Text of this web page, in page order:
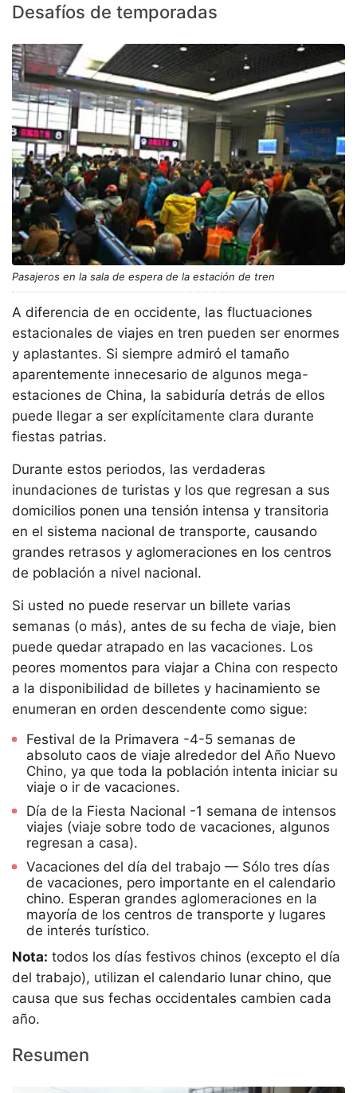
Desafíos de temporadas
Pasajeros en la sala de espera de la estación de tren
A diferencia de en occidente, las fluctuaciones
estacionales de viajes en tren pueden ser enormes
y aplastantes. Si siempre admiró el tamaño
aparentemente innecesario de algunos mega-
estaciones de China, la sabiduría detrás de ellos
puede llegar a ser explícitamente clara durante
fiestas patrias.
Durante estos periodos, las verdaderas
inundaciones de turistas y los que regresan a sus
domicilios ponen una tensión intensa y transitoria
en el sistema nacional de transporte, causando
grandes retrasos y aglomeraciones en los centros
de población a nivel nacional.
Si usted no puede reservar un billete varias
semanas (o más), antes de su fecha de viaje, bien
puede quedar atrapado en las vacaciones. Los
peores momentos para viajar a China con respecto
a la disponibilidad de billetes y hacinamiento se
enumeran en orden descendente como sigue:
Festival de la Primavera -4-5 semanas de
absoluto caos de viaje alrededor del Año Nuevo
Chino, ya que toda la población intenta iniciar su
viaje o ir de vacaciones.
Día de la Fiesta Nacional -1 semana de intensos
viajes (viaje sobre todo de vacaciones, algunos
regresan a casa).
Vacaciones del día del trabajo — Sólo tres días
de vacaciones, pero importante en el calendario
chino. Esperan grandes aglomeraciones en la
mayoría de los centros de transporte y lugares
de interés turístico.
Nota: todos los días festivos chinos (excepto el día
del trabajo), utilizan el calendario lunar chino, que
causa que sus fechas occidentales cambien cada
año.
Resumen